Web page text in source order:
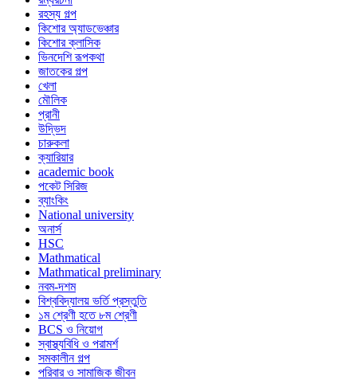
রহস্য গল্প
কিশোর অ্যাডভেঞ্চার
কিশোর ক্লাসিক
ভিনদেশি রূপকথা
জাতকের গল্প
খেলা
মৌলিক
প্রানী
উদ্ভিদ
চারুকলা
ক্যারিয়ার
academic book
পকেট সিরিজ
ব্যাংকিং
National university
অনার্স
HSC
Mathmatical
Mathmatical preliminary
নবম-দশম
বিশ্ববিদ্যালয় ভর্তি প্রস্তুতি
১ম শ্রেণী হতে ৮ম শ্রেণী
BCS ও নিয়োগ
স্বাস্থ্যবিধি ও পরামর্শ
সমকালীন গল্প
পরিবার ও সামাজিক জীবন